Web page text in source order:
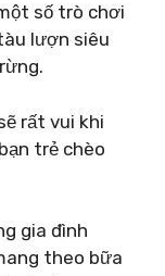
số trò chơi
lượn siêu
rất vui khi
trẻ chèo
gia đình
theo bữa